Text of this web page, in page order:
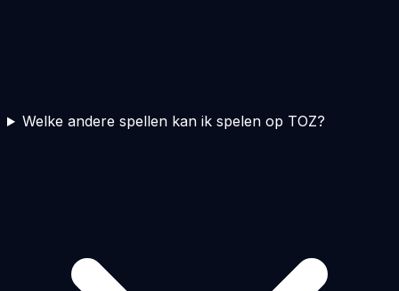
Welke andere spellen kan ik spelen op TOZ?